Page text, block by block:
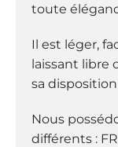
toute
Il est léger,
laissant libre
sa
Nous
différents :